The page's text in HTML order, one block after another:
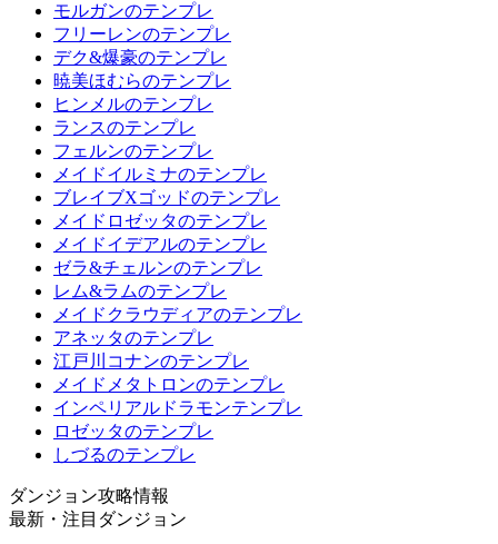
モルガンのテンプレ
フリーレンのテンプレ
デク&爆豪のテンプレ
暁美ほむらのテンプレ
ヒンメルのテンプレ
ランスのテンプレ
フェルンのテンプレ
メイドイルミナのテンプレ
ブレイブXゴッドのテンプレ
メイドロゼッタのテンプレ
メイドイデアルのテンプレ
ゼラ&チェルンのテンプレ
レム&ラムのテンプレ
メイドクラウディアのテンプレ
アネッタのテンプレ
江戸川コナンのテンプレ
メイドメタトロンのテンプレ
インペリアルドラモンテンプレ
ロゼッタのテンプレ
しづるのテンプレ
ダンジョン攻略情報
最新・注目ダンジョン